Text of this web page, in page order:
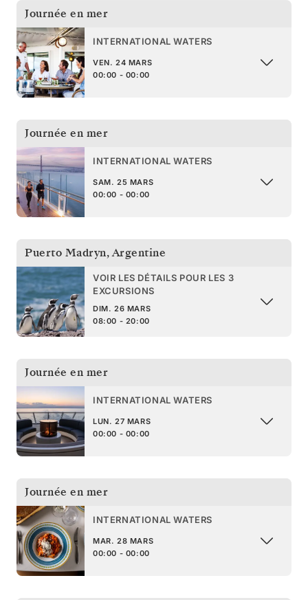
Journée en mer
INTERNATIONAL WATERS
VEN. 24 MARS
00:00 - 00:00
Journée en mer
INTERNATIONAL WATERS
SAM. 25 MARS
00:00 - 00:00
Puerto Madryn,Argentine
VOIR LES DÉTAILS POUR LES 3
EXCURSIONS
DIM. 26 MARS
08:00 - 20:00
Journée en mer
INTERNATIONAL WATERS
LUN. 27 MARS
00:00 - 00:00
Journée en mer
INTERNATIONAL WATERS
MAR. 28 MARS
00:00 - 00:00